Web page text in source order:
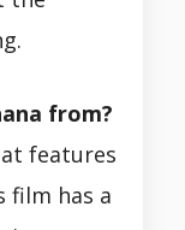
from?
features
film has a